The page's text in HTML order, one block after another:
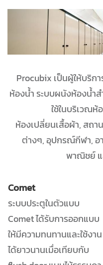
Procubix เป็นผู้ให้บริ
ห้องน้ำ ระบบผนังห้องน้ำ
ใช้ในบริเวณห้
ห้องเปลี่ยนเสื้อผ้า, สถ
ต่างๆ, อุปกรณ์กีฬา, อ
พาณิชย์ แ
Comet
ระบบประตูในตัวแบบ
Comet ได้รับการออกแบบ
ให้มีความทนทานและใช้งาน
ได้ยาวนานเมื่อเทียบกับ